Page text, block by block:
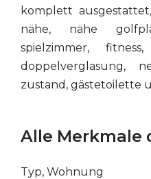
komplett
nähe, nähe
spielzimmer,
doppelverglasung,
zustand, gästetoilette
Alle Merkmale
Typ, Wohnung